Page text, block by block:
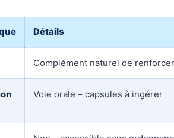
Détails
Complément naturel de
Voie orale – capsules à ingérer